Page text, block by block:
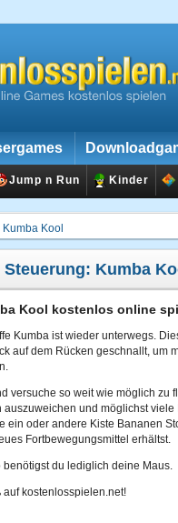
Jump n Run Kinder
Kumba Kool
Kumba
Kool kostenlos online
Kumba ist wieder unterwegs.
auf dem Rücken geschnallt, um
versuche so weit wie möglich zu
und möglichst viele
ein oder andere Kiste Bananen
Fortbewegungsmittel erhältst.
du lediglich deine Maus.
kostenlosspielen.net!